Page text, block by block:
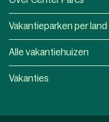
Vakantieparken per land
Alle vakantiehuizen
Vakanties